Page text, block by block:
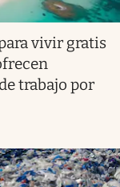
vivir gratis
trabajo por